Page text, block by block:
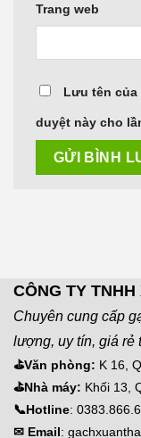
Trang web
Lưu tên của
duyệt này cho
CÔNG TY
Chuyên cung cấp
lượng, uy tín, giá rẻ
⛳Văn phòng: K 16,
⛳Nhà máy: Khối 13,
📞Hotline:
✉ Email: